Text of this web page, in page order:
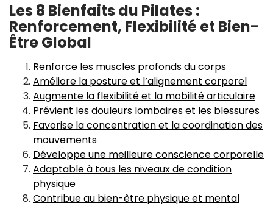
Les 8 Bienfaits du Pilates :
Renforcement, Flexibilité et Bien-
Être Global
Renforce les muscles profonds du corps
Améliore la posture et l’alignement corporel
Augmente la flexibilité et la mobilité articulaire
Prévient les douleurs lombaires et les blessures
Favorise la concentration et la coordination des
mouvements
Développe une meilleure conscience corporelle
Adaptable à tous les niveaux de condition
physique
Contribue au bien-être physique et mental